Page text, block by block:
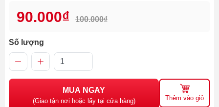
90.000₫ 100.000₫
Số lượng
MUA NGAY
(Giao tận nơi hoặc lấy tại cửa hàng) Thêm vào giỏ